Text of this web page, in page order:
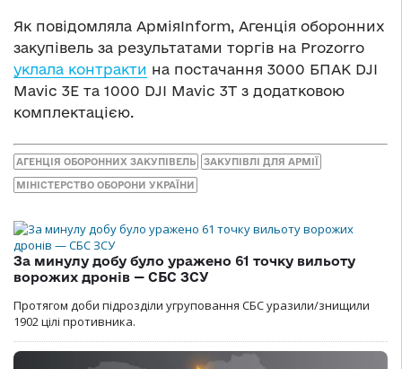
Як повідомляла АрміяInform, Агенція оборонних
закупівель за результатами торгів на Prozorro
уклала контракти на постачання 3000 БПАК DJI
Mavic 3E та 1000 DJI Mavic 3T з додатковою
комплектацією.
АГЕНЦІЯ ОБОРОННИХ ЗАКУПІВЕЛЬ ЗАКУПІВЛІ ДЛЯ АРМІЇ
МІНІСТЕРСТВО ОБОРОНИ УКРАЇНИ
За минулу добу було уражено 61 точку вильоту
ворожих дронів — СБС ЗСУ
Протягом доби підрозділи угруповання СБС уразили/знищили
1902 цілі противника.